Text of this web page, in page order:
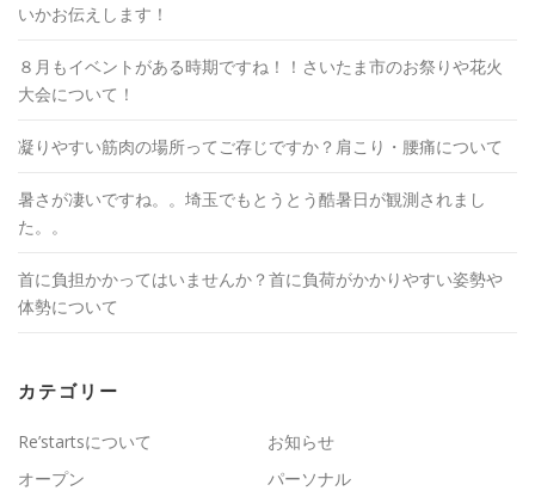
いかお伝えします！
８月もイベントがある時期ですね！！さいたま市のお祭りや花火
大会について！
凝りやすい筋肉の場所ってご存じですか？肩こり・腰痛について
暑さが凄いですね。。埼玉でもとうとう酷暑日が観測されまし
た。。
首に負担かかってはいませんか？首に負荷がかかりやすい姿勢や
体勢について
カテゴリー
Re’startsについて
お知らせ
オープン
パーソナル